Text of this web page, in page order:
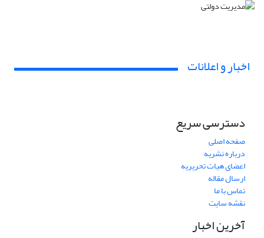
اخبار و اعلانات
دسترسی سریع
صفحه اصلی
درباره نشریه
اعضای هیات تحریریه
ارسال مقاله
تماس با ما
نقشه سایت
آخرین اخبار